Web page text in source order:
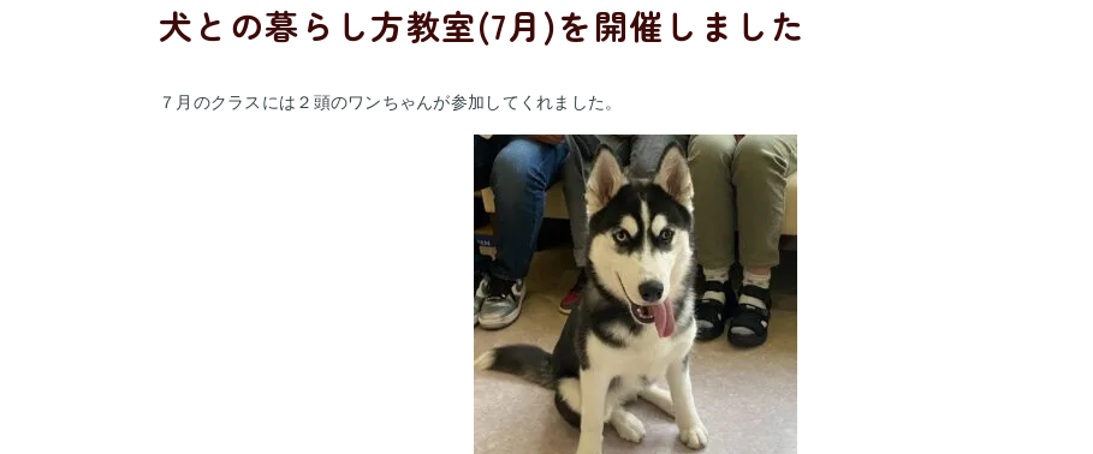
犬との暮らし方教室(7月)を開催しました
７月のクラスには２頭のワンちゃんが参加してくれました。